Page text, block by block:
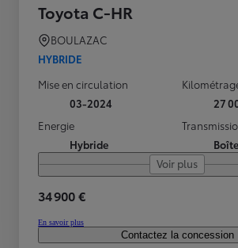
Toyota C-HR
BOULAZAC
HYBRIDE
Mise en circulation
03-2024
27
Energie
Hybride
Voir plus
34 900 €
En savoir plus
Contactez la concession